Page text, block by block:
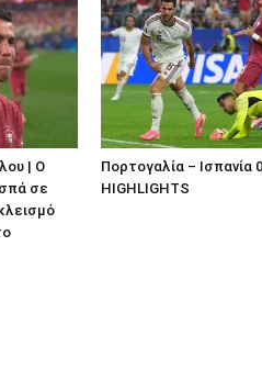
| Ο
σε
Πορτογαλία – Ισπανία
HIGHLIGHTS